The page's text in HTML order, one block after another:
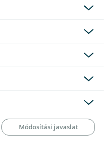
Módosítási javaslat